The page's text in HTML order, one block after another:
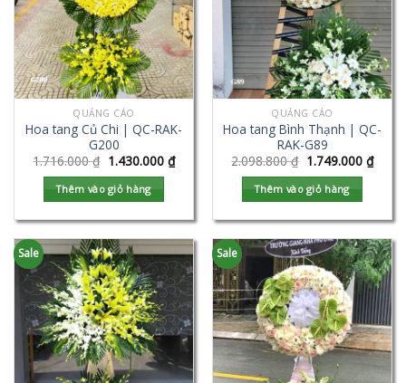
QUẢNG CÁO
Hoa tang Củ Chi | QC-RAK-
G200
1.716.000₫ 1.430.000 ₫
Thêm vào giỏ hàng
QUẢNG CÁO
Hoa tang Bình Thạnh | QC-
RAK-G89
2.098.800₫ 1.749.000 ₫
Thêm vào giỏ hàng
Sale Sale